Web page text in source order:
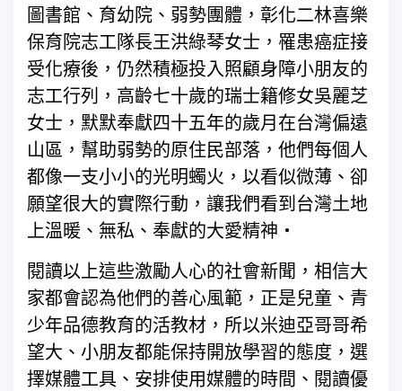
圖書館、育幼院、弱勢團體，彰化二林喜樂
保育院志工隊長王洪綠琴女士，罹患癌症接
受化療後，仍然積極投入照顧身障小朋友的
志工行列，高齡七十歲的瑞士籍修女吳麗芝
女士，默默奉獻四十五年的歲月在台灣偏遠
山區，幫助弱勢的原住民部落，他們每個人
都像一支小小的光明蠋火，以看似微薄、卻
願望很大的實際行動，讓我們看到台灣土地
上溫暖、無私、奉獻的大愛精神‧
閱讀以上這些激勵人心的社會新聞，相信大
家都會認為他們的善心風範，正是兒童、青
少年品德教育的活教材，所以米迪亞哥哥希
望大、小朋友都能保持開放學習的態度，選
擇媒體工具、安排使用媒體的時間、閱讀優